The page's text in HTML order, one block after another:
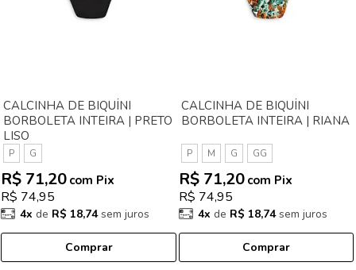
CALCINHA DE BIQUÍNI
BORBOLETA INTEIRA | PRETO
LISO
P G
R$ 74,95
R$ 71,20 com Pix
4x de R$ 18,74sem juros
Comprar
CALCINHA DE BIQUÍNI
BORBOLETA INTEIRA | RIANA
P M G GG
R$ 74,95
R$ 71,20 com Pix
4x de R$ 18,74sem juros
Comprar